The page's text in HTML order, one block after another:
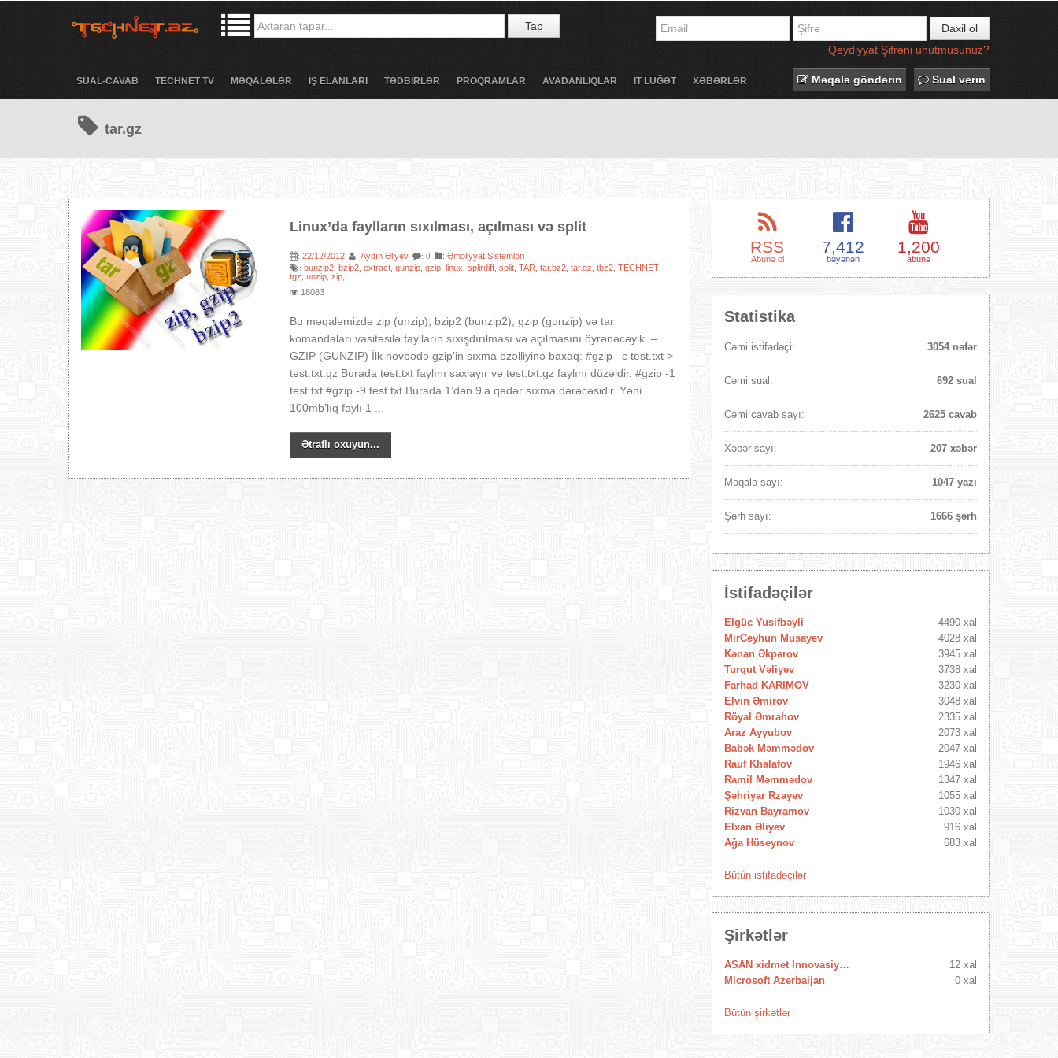
Tap
Daxil ol
Qeydiyyat Şifrəni unutmusunuz?
SUAL-CAVAB TECHNET TV MƏQALƏLƏR İŞ ELANLARI TƏDBİRLƏR PROQRAMLAR AVADANLIQLAR IT LÜĞƏT XƏBƏRLƏR Məqalə göndərin Sual verin
tar.gz
Linux’da faylların sıxılması, açılması və split
:22/12/2012 :Aydın Əliyev : 0 :Əməliyyat Sistemləri
: bunzip2 bzip2 ,extract ,gunzip ,gzip linux ,splirdiff ,split ,TAR ,tar.bz2 ,tar.gz ,tbz2 ,TECHNET
tgz ,unzip ,zip
18083
Bu məqaləmizdə zip (unzip), bzip2 (bunzip2), gzip (gunzip) və tar
komandaları vasitəsilə faylların sıxışdırılması və açılmasını öyrənəcəyik. –
GZIP (GUNZIP) İlk növbədə gzip’in sıxma özəlliyinə baxaq: #gzip –c test.txt >
test.txt.gz Burada test.txt faylını saxlayır və test.txt.gz faylını düzəldir. #gzip -1
test.txt #gzip -9 test.txt Burada 1’dən 9’a qədər sıxma dərəcəsidir. Yəni
100mb’lıq faylı 1 ...
Ətraflı oxuyun...
RSS
Abunə ol
7,412
bəyənən
1,200
abunə
Statistika
Cəmi istifadəçi: 3054 nəfər
Cəmi sual: 692 sual
Cəmi cavab sayı: 2625 cavab
Xəbər sayı: 207 xəbər
Məqalə sayı: 1047 yazı
Şərh sayı: 1666 şərh
İstifadəçilər
Elgüc Yusifbəyli
4490 xal
MirCeyhun Musayev
4028 xal
Kənan Əkpərov
3945 xal
Turqut Vəliyev
3738 xal
Farhad KARIMOV
3230 xal
Elvin Əmirov
3048 xal
Röyal Əmrahov
2335 xal
Araz Ayyubov
2073 xal
Babək Məmmədov
2047 xal
Rauf Khalafov
1946 xal
Ramil Məmmədov
1347 xal
Şəhriyar Rzayev
1055 xal
Rizvan Bayramov
1030 xal
Elxan Əliyev
916 xal
Ağa Hüseynov
683 xal
Bütün istifadəçilər
Şirkətlər
ASAN xidmet Innovasiya Mərkəzi
12 xal
Microsoft Azerbaijan
0 xal
Bütün şirkətlər